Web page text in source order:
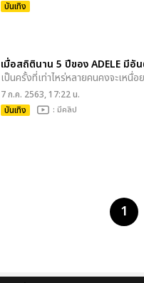
บันเทิง
เมื่อสถิตินาน 5 ปีของ ADELE มีอั
เป็นครั้งที่เท่าไหร่หลายคนคงจะเห
7 ก.ค. 2563, 17:22 น.
บันเทิง
: มีคลิป
1